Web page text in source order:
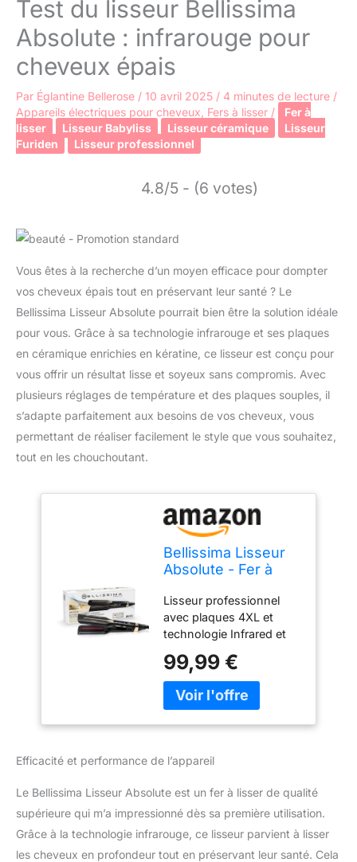
Test du lisseur Bellissima
Absolute : infrarouge pour
cheveux épais
Par Églantine Bellerose / 10 avril 2025 / 4 minutes de lecture /
Appareils électriques pour cheveux Fers à lisser /
Fer à
lisser
Lisseur Babyliss Lisseur céramique
Lisseur
Furiden
Lisseur professionnel
4.8/5 - (6 votes)
Vous êtes à la recherche d’un moyen efficace pour dompter
vos cheveux épais tout en préservant leur santé ? Le
Bellissima Lisseur Absolute pourrait bien être la solution idéale
pour vous. Grâce à sa technologie infrarouge et ses plaques
en céramique enrichies en kératine, ce lisseur est conçu pour
vous offrir un résultat lisse et soyeux sans compromis. Avec
plusieurs réglages de température et des plaques souples, il
s’adapte parfaitement aux besoins de vos cheveux, vous
permettant de réaliser facilement le style que vous souhaitez,
tout en les chouchoutant.
Bellissima Lisseur
Absolute - Fer à
Pour Cheveux
épais - Plaque
Céramique et
Kératine - 4
Températures,
Plaques Souples,
Design Arrondi,
Lisseur professionnel
avec plaques 4XL et
technologie Infrared et
excellent lissage et une
protection des cheveux,
sans frisottis, plus
composé de quatre
pour une double
efficacité de lissage, en
deux fois moins de
Temps : la première série
99,99 €
Efficacité et performance de l’appareil
Le Bellissima Lisseur Absolute est un fer à lisser de qualité
supérieure qui m’a impressionné dès sa première utilisation.
Grâce à la technologie infrarouge, ce lisseur parvient à lisser
les cheveux en profondeur tout en préservant leur santé. Cela